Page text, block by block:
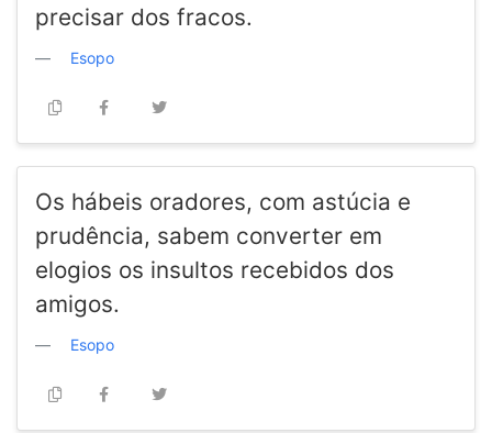
precisar dos fracos.
Esopo
Os hábeis oradores, com astúcia e
prudência, sabem converter em
elogios os insultos recebidos dos
amigos.
Esopo